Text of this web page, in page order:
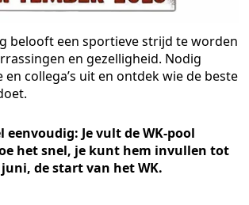
belooft een sportieve strijd te worden
en gezelligheid. Nodig
collega’s uit en ontdek wie de beste
eenvoudig: Je vult de WK-pool
het snel, je kunt hem invullen tot
juni, de start van het WK.